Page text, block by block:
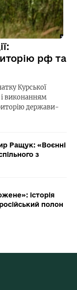
рф та
Курської
і виконанням
держави-
Ращук: «Воєнні
з
історія
полон